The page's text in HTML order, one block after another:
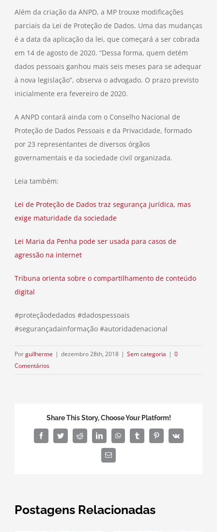
Além da criação da ANPD, a MP trouxe modificações
parciais da Lei de Proteção de Dados. Uma das mudanças
é a data da aplicação da lei, que começará a ser cobrada
em 14 de agosto de 2020. “Dessa forma, quem detém
dados pessoais ganhou mais seis meses para se adequar
à nova legislação”, observa o advogado. O prazo previsto
inicialmente era fevereiro de 2020.
A ANPD contará ainda com o Conselho Nacional de
Proteção de Dados Pessoais e da Privacidade, formado
por 23 representantes de diversos órgãos
governamentais e da sociedade civil organizada.
Leia também:
Lei de Proteção de Dados traz segurança jurídica, mas
exige maturidade da sociedade
Lei Maria da Penha pode ser usada para casos de
agressão na internet
Tribuna orienta sobre o compartilhamento de conteúdo
digital
#proteçãodedados #dadospessoais
#segurançadainformação #autoridadenacional
Porguilherme | dezembro 28th, 2018 | Sem categoria | 0
Comentários
Share This Story, Choose Your Platform!
FacebookTwitterReddit LinkedInWhatsAppTumblrPinterest
Vk
E-
mail
Postagens Relacionadas